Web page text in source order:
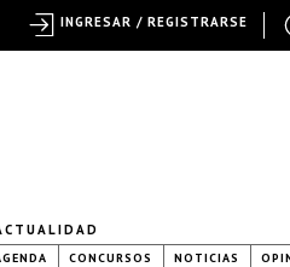
CONCURSOS NOTICIAS
INGRESAR / REGISTRARSE